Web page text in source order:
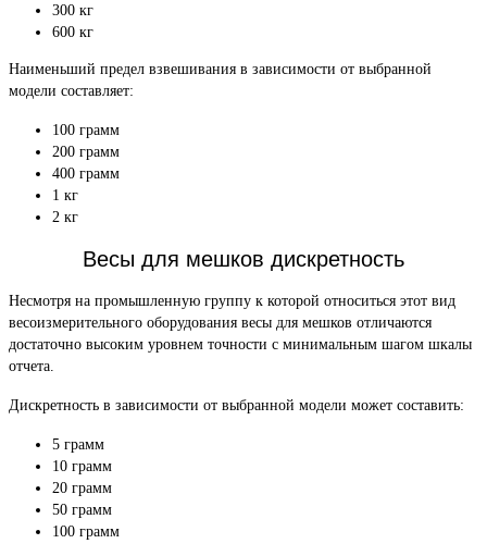
300 кг
600 кг
Наименьший предел взвешивания в зависимости от выбранной
модели составляет:
100 грамм
200 грамм
400 грамм
1 кг
2 кг
Весы для мешков дискретность
Несмотря на промышленную группу к которой относиться этот вид
весоизмерительного оборудования весы для мешков отличаются
достаточно высоким уровнем точности с минимальным шагом шкалы
отчета.
Дискретность в зависимости от выбранной модели может составить:
5 грамм
10 грамм
20 грамм
50 грамм
100 грамм